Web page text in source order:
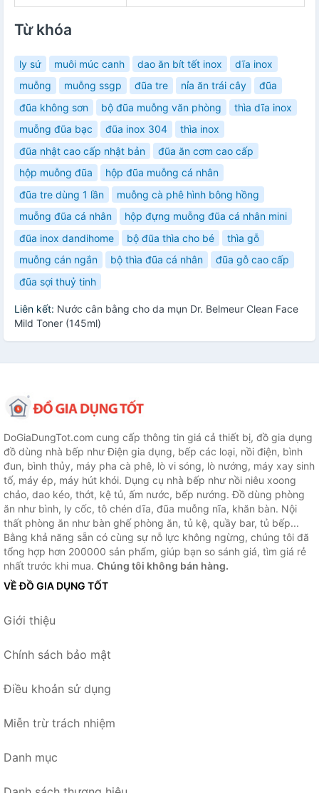
Từ khóa
ly sứ muôi múc canh dao ăn bít tết inox
dĩa inox
muỗng
muỗng ssgp đũa tre nỉa ăn trái cây
đũa
đũa không sơn
bộ đũa muỗng văn phòng
thìa dĩa inox
muỗng đũa bạc
đũa inox 304
thìa inox
đũa nhật cao cấp nhật bản
đũa ăn cơm cao cấp
hộp muỗng đũa
hộp đũa muỗng cá nhân
đũa tre dùng 1 lần
muỗng cà phê hình bông hồng
muỗng đũa cá nhân
hộp đựng muỗng đũa cá nhân mini
đũa inox dandihome
bộ đũa thìa cho bé
thìa gỗ
muỗng cán ngắn
bộ thìa đũa cá nhân
đũa gỗ cao cấp
đũa sợi thuỷ tinh
Liên kết: Nước cân bằng cho da mụn Dr. Belmeur Clean Face
Mild Toner (145ml)
DoGiaDungTot.com cung cấp thông tin giá cả thiết bị, đồ gia dụng
đồ dùng nhà bếp như Điện gia dụng, bếp các loại, nồi điện, bình
đun, bình thủy, máy pha cà phê, lò vi sóng, lò nướng, máy xay sinh
tố, máy ép, máy hút khói. Dụng cụ nhà bếp như nồi niêu xoong
chảo, dao kéo, thớt, kệ tủ, ấm nước, bếp nướng. Đồ dùng phòng
ăn như bình, ly cốc, tô chén dĩa, đũa muỗng nĩa, khăn bàn. Nội
thất phòng ăn như bàn ghế phòng ăn, tủ kệ, quầy bar, tủ bếp...
Bằng khả năng sẵn có cùng sự nỗ lực không ngừng, chúng tôi đã
tổng hợp hơn 200000 sản phẩm, giúp bạn so sánh giá, tìm giá rẻ
nhất trước khi mua. Chúng tôi không bán hàng.
VỀ ĐỒ GIA DỤNG TỐT
Giới thiệu
Chính sách bảo mật
Điều khoản sử dụng
Miễn trừ trách nhiệm
Danh mục